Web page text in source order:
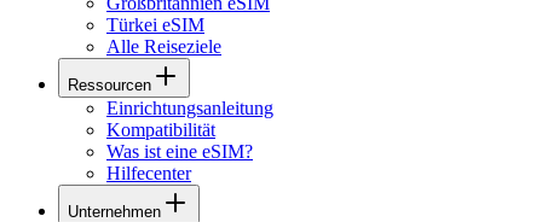
Türkei eSIM
Alle Reiseziele
Ressourcen
Einrichtungsanleitung
Kompatibilität
Was ist eine eSIM?
Hilfecenter
Unternehmen